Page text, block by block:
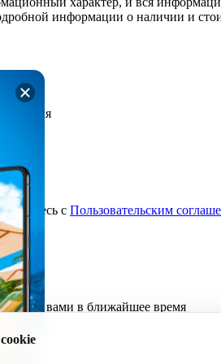
информации о наличии и
время
с Пользовательским
с вами в ближайшее время